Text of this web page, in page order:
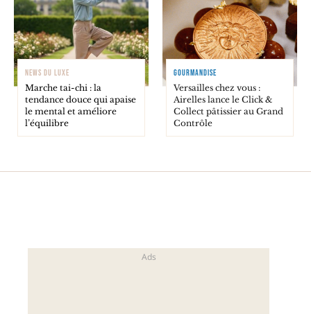
NEWS DU LUXE
Marche tai-chi : la
tendance douce qui apaise
le mental et améliore
l’équilibre
GOURMANDISE
Versailles chez vous :
Airelles lance le Click &
Collect pâtissier au Grand
Contrôle